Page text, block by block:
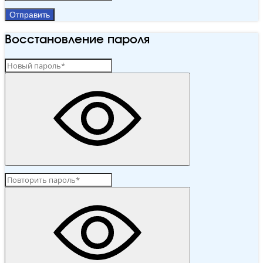
Отправить
Восстановление пароля